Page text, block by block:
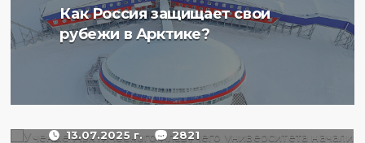
Как Россия защищает свои
рубежи в Арктике?
Ученые Арктического
плавучего университета
радиоактивности донных
отложений в Баренцевом
13.07.2025 г. 2821